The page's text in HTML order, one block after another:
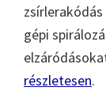
gépi
részletesen.